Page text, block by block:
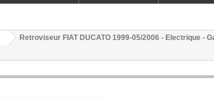
Retroviseur FIAT DUCATO 1999-05/2006 - Electrique -